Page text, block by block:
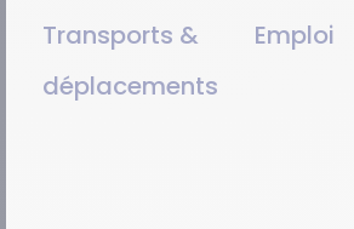
Transports &
déplacements
Emploi